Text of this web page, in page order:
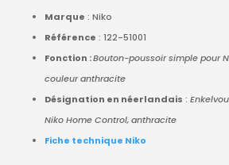
Marque : Niko
Référence : 122-51001
Fonction :Bouton-poussoir simple pour
couleur anthracite
Désignation en néerlandais :
Niko Home Control, anthracite
Fiche technique Niko